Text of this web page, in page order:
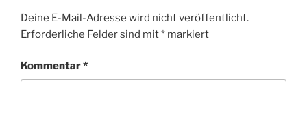
Deine E-Mail-Adresse wird nicht veröffentlicht.
Erforderliche Felder sind mit* markiert
Kommentar*